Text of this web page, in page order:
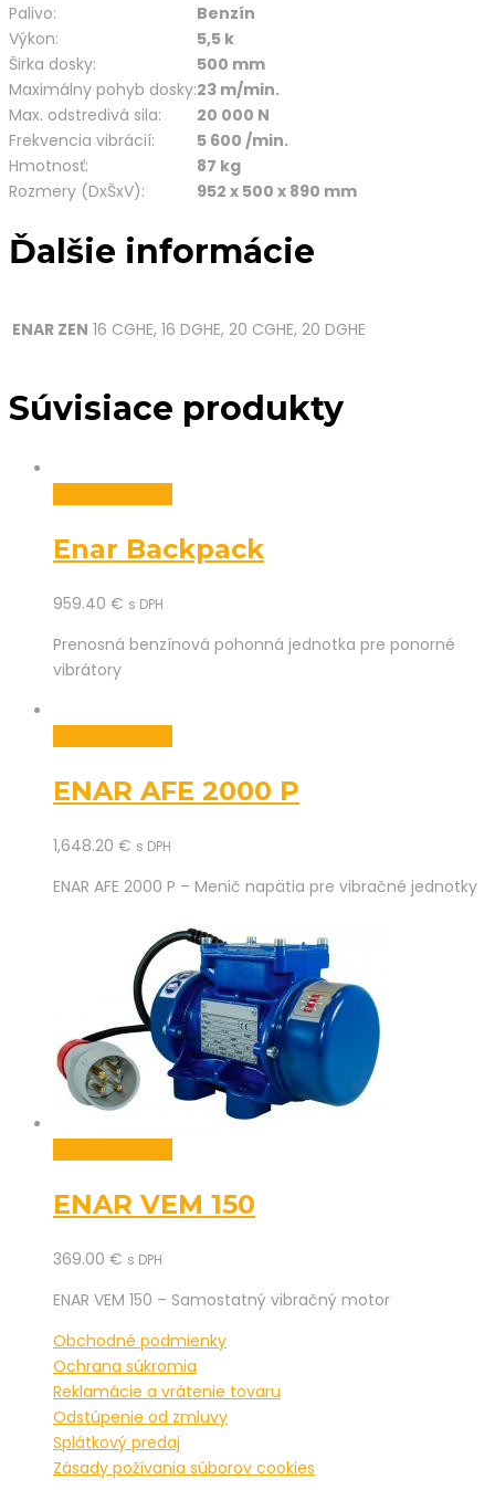
Palivo:
Benzín
Výkon:
5,5 k
Širka dosky:
500 mm
Maximálny pohyb dosky:23 m/min.
Max. odstredivá sila:
20 000 N
Frekvencia vibrácií:
5 600 /min.
Hmotnosť:
87 kg
Rozmery (DxŠxV):
952 x 500 x 890 mm
Ďalšie informácie
ENAR ZEN 16 CGHE, 16 DGHE, 20 CGHE, 20 DGHE
Súvisiace produkty
Enar Backpack
959.40 € s DPH
Prenosná benzínová pohonná jednotka pre ponorné
vibrátory
ENAR AFE 2000 P
1,648.20 € s DPH
ENAR AFE 2000 P – Menič napätia pre vibračné jednotky
ENAR VEM 150
369.00 € s DPH
ENAR VEM 150 – Samostatný vibračný motor
Obchodné podmienky
Ochrana súkromia
Reklamácie a vrátenie tovaru
Odstúpenie od zmluvy
Splátkový predaj
Zásady požívania súborov cookies